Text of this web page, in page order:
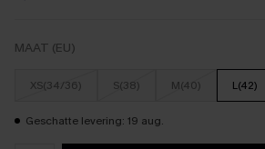
MAAT (EU)
XS(34/36) S(38) M(40) L(42)
Geschatte levering: 19 aug.